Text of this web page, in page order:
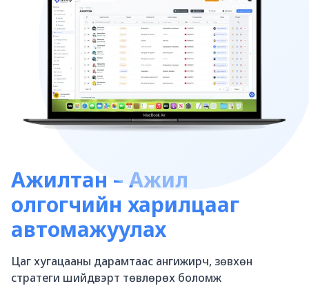
Ажилтан – Ажил
олгогчийн харилцааг
автомажуулах
Цаг хугацааны дарамтаас ангижирч, зөвхөн
стратеги шийдвэрт төвлөрөх боломж